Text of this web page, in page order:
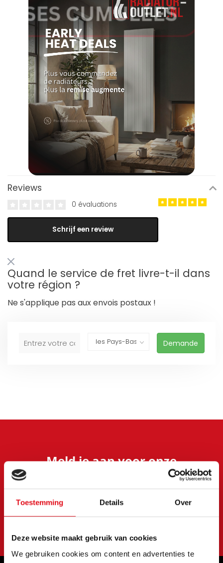
Toestemming Details Over
Deze website maakt gebruik van cookies
We gebruiken cookies om content en advertenties te
Reviews
0 évaluations
Schrijf een review
Quand le service de fret livre-t-il dans
votre région ?
Ne s'applique pas aux envois postaux !
Demande
Meld je aan voor onze
Blijf op de hoogte van onze laatste acties en
aanbiedingen
S'abonner